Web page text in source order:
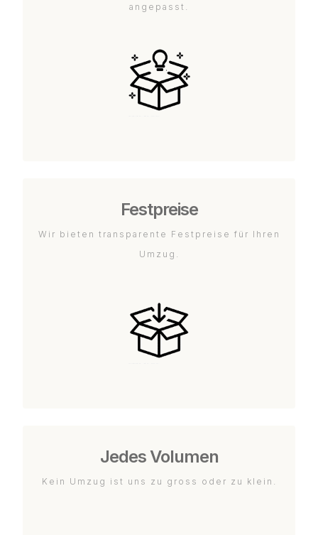
angepasst.
Festpreise
Wir bieten transparente Festpreise für Ihren
Umzug.
Jedes Volumen
Kein Umzug ist uns zu gross oder zu klein.